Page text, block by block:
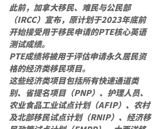
此前，加拿大移民、难民与公民部
（IRCC）宣布，原计划于2023年底前
开始接受用于移民申请的PTE核心英语
测试成绩。
PTE成绩将被用于评估申请永久居民资
格的经济类移民项目。
这些经济类项目包括所有快速通道类
别、省提名项目（PNP）、护理人员、
农业食品工业试点计划（AFIP）、农村
及北部移民试点计划（RNIP）、经济移